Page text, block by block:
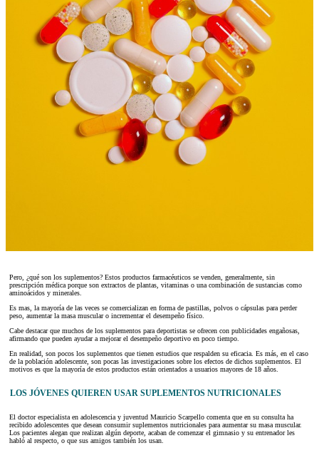
Pero, ¿qué son los suplementos? Estos productos farmacéuticos se venden, generalmente, sin
prescripción médica porque son extractos de plantas, vitaminas o una combinación de sustancias como
aminoácidos y minerales.
Es mas, la mayoría de las veces se comercializan en forma de pastillas, polvos o cápsulas para perder
peso, aumentar la masa muscular o incrementar el desempeño físico.
Cabe destacar que muchos de los suplementos para deportistas se ofrecen con publicidades engañosas,
afirmando que pueden ayudar a mejorar el desempeño deportivo en poco tiempo.
En realidad, son pocos los suplementos que tienen estudios que respalden su eficacia. Es más, en el caso
de la población adolescente, son pocas las investigaciones sobre los efectos de dichos suplementos. El
motivos es que la mayoría de estos productos están orientados a usuarios mayores de 18 años.
LOS JÓVENES QUIEREN USAR SUPLEMENTOS NUTRICIONALES
El doctor especialista en adolescencia y juventud Mauricio Scarpello comenta que en su consulta ha
recibido adolescentes que desean consumir suplementos nutricionales para aumentar su masa muscular.
Los pacientes alegan que realizan algún deporte, acaban de comenzar el gimnasio y su entrenador les
habló al respecto, o que sus amigos también los usan.